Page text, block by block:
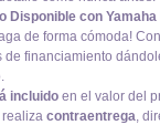
Disponible con Yamaha
de forma cómoda!
de financiamiento
incluidoen el valor del
contraentrega ,